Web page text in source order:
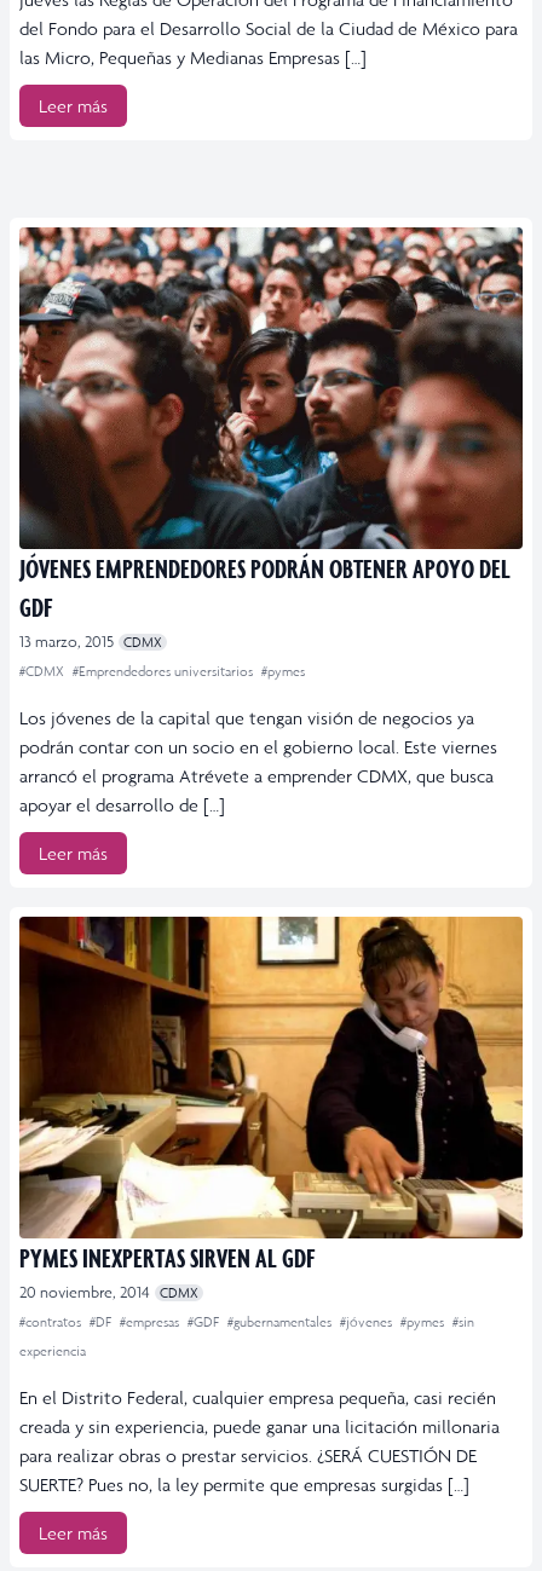
del Fondo para el Desarrollo Social de la Ciudad de México para
las Micro, Pequeñas y Medianas Empresas […]
Leer más
JÓVENES EMPRENDEDORES PODRÁN OBTENER APOYO DEL
GDF
13 marzo, 2015 CDMX
#CDMX #Emprendedores universitarios #pymes
Los jóvenes de la capital que tengan visión de negocios ya
podrán contar con un socio en el gobierno local. Este viernes
arrancó el programa Atrévete a emprender CDMX, que busca
apoyar el desarrollo de […]
Leer más
PYMES INEXPERTAS SIRVEN AL GDF
20 noviembre, 2014
CDMX
#contratos #DF #empresas #GDF #gubernamentales #jóvenes #pymes #sin
experiencia
En el Distrito Federal, cualquier empresa pequeña, casi recién
creada y sin experiencia, puede ganar una licitación millonaria
para realizar obras o prestar servicios. ¿SERÁ CUESTIÓN DE
SUERTE? Pues no, la ley permite que empresas surgidas […]
Leer más